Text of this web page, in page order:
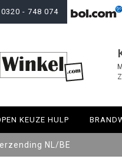
0320 - 748 074
KEUZE HULP
NL/BE